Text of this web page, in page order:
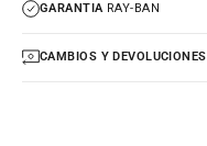
GARANTIARAY-BAN
CAMBIOS Y DEVOLUCIONES